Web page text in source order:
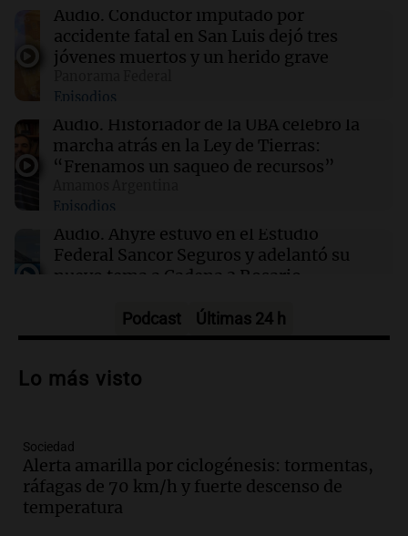
19:57 Sociedad
Economía, inversiones y producción: el
debate que llega con Experiencia IDEA
Rosario
19:55 Boca Juniors
Por qué Boca juega en la cancha de Huracán
ante Estudiantes
19:53 Mundo
La Fiscalía de Guatemala admite ante la CIDH
la cooptación por grupos de poder
Audio. Conductor imputado por
accidente fatal en San Luis dejó tres
jóvenes muertos y un herido grave
Episodios
Audio. Historiador de la UBA celebró la
marcha atrás en la Ley de Tierras:
“Frenamos un saqueo de recursos”
Episodios
Audio. Ahyre estuvo en el Estudio
Federal Sancor Seguros y adelantó su
nuevo tema a Cadena 3 Rosario.
Audio.Cierre del Paso Internacional
nieve se extiende a 22 días
Audio.
Estudiantes de Italia realizan
prácticas docentes en Córdoba para
enriquecer su formación educativa
Panorama Federal
Podcast Últimas 24 h
Lo más visto
Sociedad
Alerta amarilla por ciclogénesis: tormentas,
ráfagas de 70 km/h y fuerte descenso de
temperatura